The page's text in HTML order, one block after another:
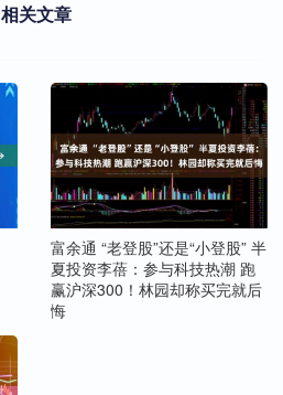
相关文章
富余通 “老登股”还是“小登股” 半
夏投资李蓓：参与科技热潮 跑
赢沪深300！林园却称买完就后
悔